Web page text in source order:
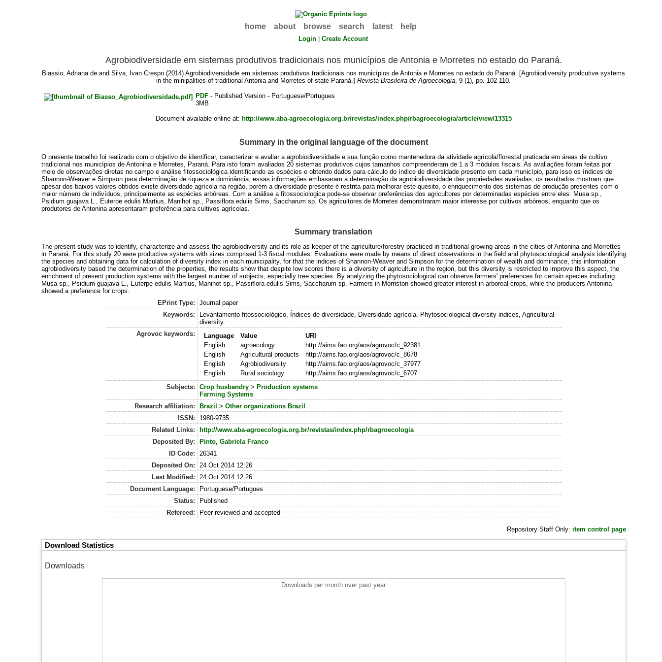
home about browse search latest help
Login |Create Account
Agrobiodiversidade em sistemas produtivos tradicionais nos municípios de Antonia e Morretes no estado do Paraná.
Biassio, Adriana de andSilva, Ivan Crespo (2014) Agrobiodiversidade em sistemas produtivos tradicionais nos municípios de Antonia e Morretes no estado do Paraná. [Agrobiodiversity prodcutive systems
in the minipalities of traditional Antonia and Morretes of state Paraná.]Revista Brasileira de Agroecologia, 9 (1), pp. 102-110.
PDF- Published Version - Portuguese/Portugues
3MB
Document available online at: http://www.aba-agroecologia.org.br/revistas/index.php/rbagroecologia/article/view/13315
Summary in the original language of the document
O presente trabalho foi realizado com o objetivo de identificar, caracterizar e avaliar a agrobiodiversidade e sua função como mantenedora da atividade agrícola/florestal praticada em áreas de cultivo
tradicional nos municípios de Antonina e Morretes, Paraná. Para isto foram avaliados 20 sistemas produtivos cujos tamanhos compreenderam de 1 a 3 módulos fiscais. As avaliações foram feitas por
meio de observações diretas no campo e análise fitossociológica identificando as espécies e obtendo dados para cálculo do índice de diversidade presente em cada município, para isso os índices de
Shannon-Weaver e Simpson para determinação de riqueza e dominância, essas informações embasaram a determinação da agrobiodiversidade das propriedades avaliadas, os resultados mostram que
apesar dos baixos valores obtidos existe diversidade agrícola na região, porém a diversidade presente é restrita para melhorar este quesito, o enriquecimento dos sistemas de produção presentes com o
maior número de indivíduos, principalmente as espécies arbóreas. Com a análise a fitossociologica pode-se observar preferências dos agricultores por determinadas espécies entre eles: Musa sp.,
Psidium guajava L., Euterpe edulis Martius, Manihot sp., Passiflora edulis Sims, Saccharum sp. Os agricultores de Morretes demonstraram maior interesse por cultivos arbóreos, enquanto que os
produtores de Antonina apresentaram preferência para cultivos agrícolas.
Summary translation
The present study was to identify, characterize and assess the agrobiodiversity and its role as keeper of the agriculture/forestry practiced in traditional growing areas in the cities of Antonina and Morrettes
in Paraná. For this study 20 were productive systems with sizes comprised 1-3 fiscal modules. Evaluations were made by means of direct observations in the field and phytosociological analysis identifying
the species and obtaining data for calculation of diversity index in each municipality, for that the indices of Shannon-Weaver and Simpson for the determination of wealth and dominance, this information
agrobiodiversity based the determination of the properties, the results show that despite low scores there is a diversity of agriculture in the region, but this diversity is restricted to improve this aspect, the
enrichment of present production systems with the largest number of subjects, especially tree species. By analyzing the phytosociological can observe farmers' preferences for certain species including:
Musa sp., Psidium guajava L., Euterpe edulis Martius, Manihot sp., Passiflora edulis Sims, Saccharum sp. Farmers in Morriston showed greater interest in arboreal crops, while the producers Antonina
showed a preference for crops.
EPrint Type:
Journal paper
Keywords:
Levantamento fitossociológico, Índices de diversidade, Diversidade agrícola. Phytosociological diversity indices, Agricultural
diversity.
Agrovoc keywords:
Language Value
URI
English
agroecology
http://aims.fao.org/aos/agrovoc/c_92381
English
Agricultural products
http://aims.fao.org/aos/agrovoc/c_8678
English
Agrobiodiversity
http://aims.fao.org/aos/agrovoc/c_37977
English
Rural sociology
http://aims.fao.org/aos/agrovoc/c_6707
Subjects:
Crop husbandry >Production systems
Farming Systems
Research affiliation:
Brazil >Other organizations Brazil
ISSN:
1980-9735
Related Links:
http://www.aba-agroecologia.org.br/revistas/index.php/rbagroecologia
Deposited By:
Pinto, Gabriela Franco
ID Code:
26341
Deposited On:
24 Oct 2014 12:26
Last Modified:
24 Oct 2014 12:26
Document Language:
Portuguese/Portugues
Status:
Published
Refereed:
Peer-reviewed and accepted
Repository Staff Only: item control page
Download Statistics
Downloads
Downloads per month over past year